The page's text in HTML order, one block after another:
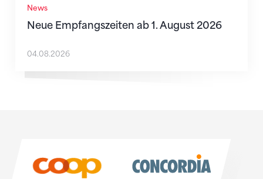
News
Neue Empfangszeiten ab 1. August 2026
04.08.2026